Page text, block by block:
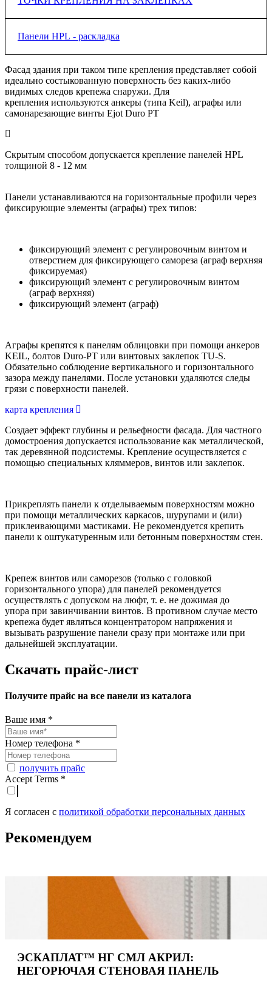
располагается ближе к еецентру, для однопролетной —
посередине края листа
В данном варианте формированияфиксированных и
подвижных точеккрепленияОБЯЗАТЕЛЬНОиспользо
специального приспособлениядля контроля тугости заклепок
Панели HPL - раскладка
ТОЧКИ КРЕПЛЕНИЯ ПРИ ВЕРТИКАЛЬНОЙ РАСКЛАДКЕ
ТОЧКИ КРЕПЛЕНИЯ ПРИ горизонтальной РАСКЛАДКЕ
до 2 фиксированныхточек крепления. Остальные -
подвижные точки крепления.
Фасад здания при таком типе крепления представляет собой
идеально состыкованную поверхность без каких-либо
видимых следов крепежа снаружи. Для
крепления используются анкеры (типа Keil), аграфы или
самонарезающие винты Ejot Duro РТ
Скрытым способом допускается крепление панелей HPL
толщиной 8 - 12 мм
Панели устанавливаются на горизонтальные профили через
фиксирующие элементы (аграфы) трех типов:
фиксирующий элемент с регулировочным винтом и
отверстием для фиксирующего самореза (аграф верхняя
фиксируемая)
фиксирующий элемент с регулировочным винтом
(аграф верхняя)
фиксирующий элемент (аграф)
Аграфы крепятся к панелям облицовки при помощи анкеров
KEIL, болтов Duro-PT или винтовых заклепок TU-S.
Обязательно соблюдение вертикального и горизонтального
зазора между панелями. После установки удаляются следы
грязи с поверхности панелей.
карта крепления
Создает эффект глубины и рельефности фасада. Для частного
домостроения допускается использование как металлической,
так деревянной подсистемы. Крепление осуществляется с
помощью специальных кляммеров, винтов или заклепок.
Прикреплять панели к отделываемым поверхностям можно
при помощи металлических каркасов, шурупами и (или)
приклеивающими мастиками. Не рекомендуется крепить
панели к оштукатуренным или бетонным поверхностям стен.
Крепеж винтов или саморезов (только с головкой
горизонтального упора) для панелей рекомендуется
осуществлять с допуском на люфт, т. е. не дожимая до
упора при завинчивании винтов. В противном случае место
крепежа будет являться концентратором напряжения и
вызывать разрушение панели сразу при монтаже или при
дальнейшей эксплуатации.
Скачать прайс-лист
Получите прайс на все панели из каталога
Ваше имя *
Номер телефона *
получить прайс
Accept Terms *
Я согласен с политикой обработки персональных данных
Рекомендуем
ЭСКАПЛАТ™ НГ СМЛ АКРИЛ:
НЕГОРЮЧАЯ СТЕНОВАЯ ПАНЕЛЬ